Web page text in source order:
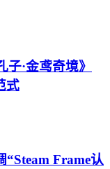
·金鸢奇境》
式
Frame认